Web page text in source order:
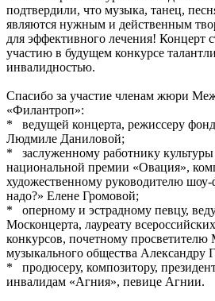
подтвердили, что музыка, танец,
являются нужным и действенным
для эффективного лечения! Концерт
участию в будущем конкурсе
инвалидностью.
Спасибо за участие членам жюри
«Филантроп»:
* ведущей концерта, режиссеру
Людмиле Даниловой;
* заслуженному работнику
национальной премии «Овация»,
художественному руководителю
надо?» Елене Громовой;
* оперному и эстрадному певцу,
Москонцерта, лауреату
конкурсов, почетному просветителю
музыкального общества Александру
* продюсеру, композитору,
инвалидам «Агния», певице Агнии.